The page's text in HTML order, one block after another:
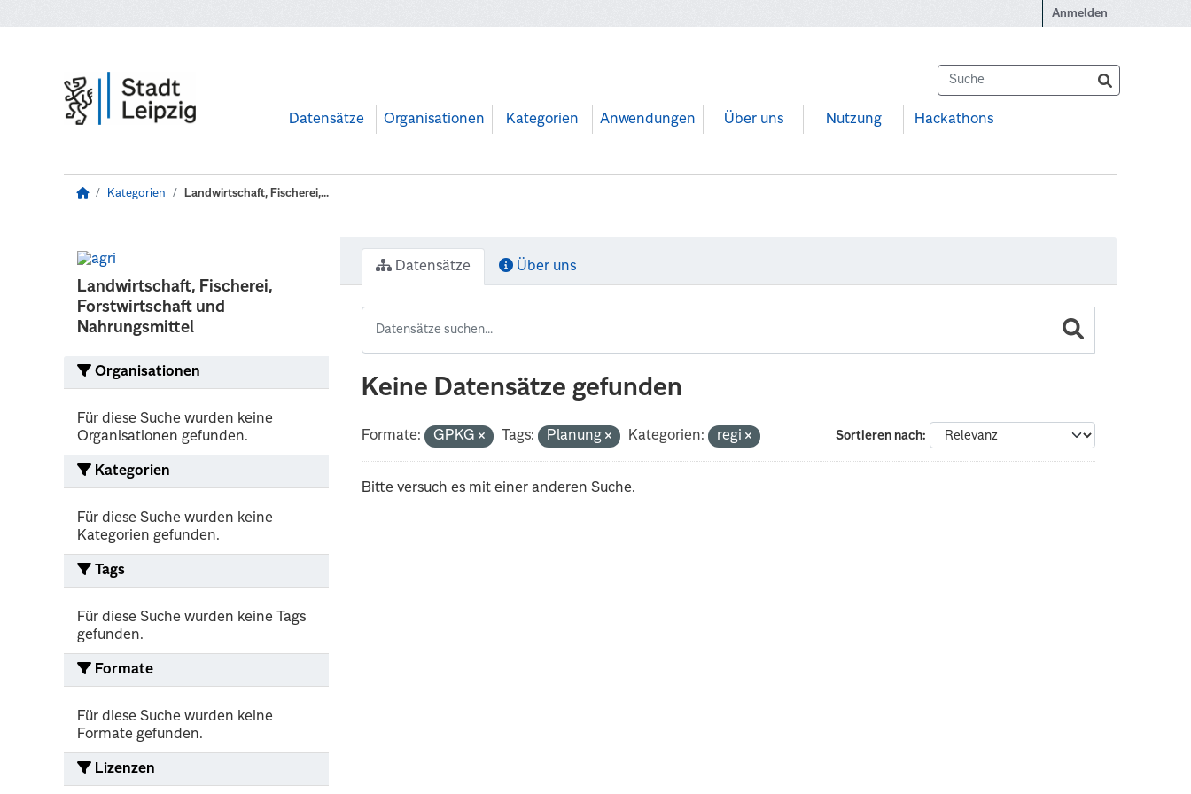
Anmelden
Datensätze Organisationen Kategorien Anwendungen Über uns Nutzung Hackathons
Kategorien Landwirtschaft, Fischerei,...
Landwirtschaft, Fischerei,
Forstwirtschaft und
Nahrungsmittel
Organisationen
Für diese Suche wurden keine
Organisationen gefunden.
Kategorien
Für diese Suche wurden keine
Kategorien gefunden.
Tags
Für diese Suche wurden keine Tags
gefunden.
Formate
Für diese Suche wurden keine
Formate gefunden.
Lizenzen
Datensätze Über uns
Keine Datensätze gefunden
Sortieren nach
Formate: GPKG Tags: Planung Kategorien: regi
Bitte versuch es mit einer anderen Suche.